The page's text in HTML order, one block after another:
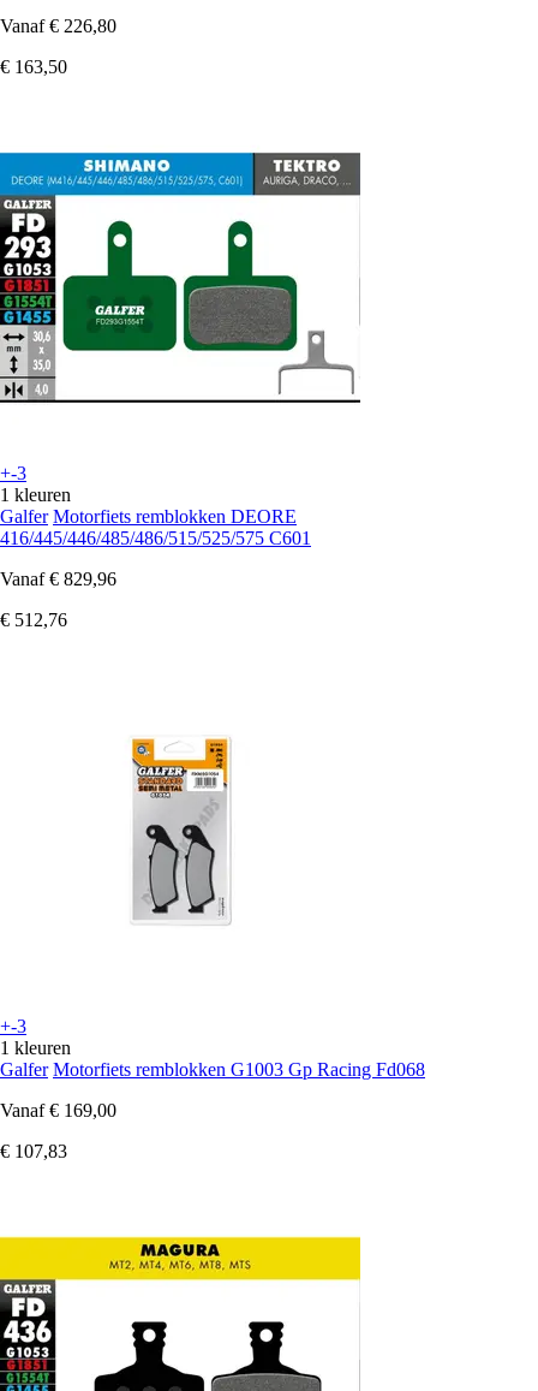
Vanaf € 226,80
€ 163,50
+-3
1 kleuren
Galfer Motorfiets remblokken DEORE
416/445/446/485/486/515/525/575 C601
Vanaf € 829,96
€ 512,76
+-3
1 kleuren
Galfer Motorfiets remblokken G1003 Gp Racing Fd068
Vanaf € 169,00
€ 107,83